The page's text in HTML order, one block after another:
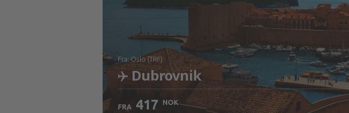
fra: Oslo (TRF)
Dubrovnik
FRA 417 NOK